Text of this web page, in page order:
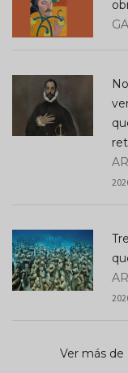
Ver más